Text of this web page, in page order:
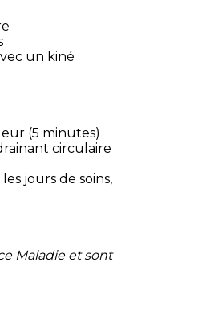
un kiné
(5 minutes)
circulaire
jours de soins,
Maladie et sont